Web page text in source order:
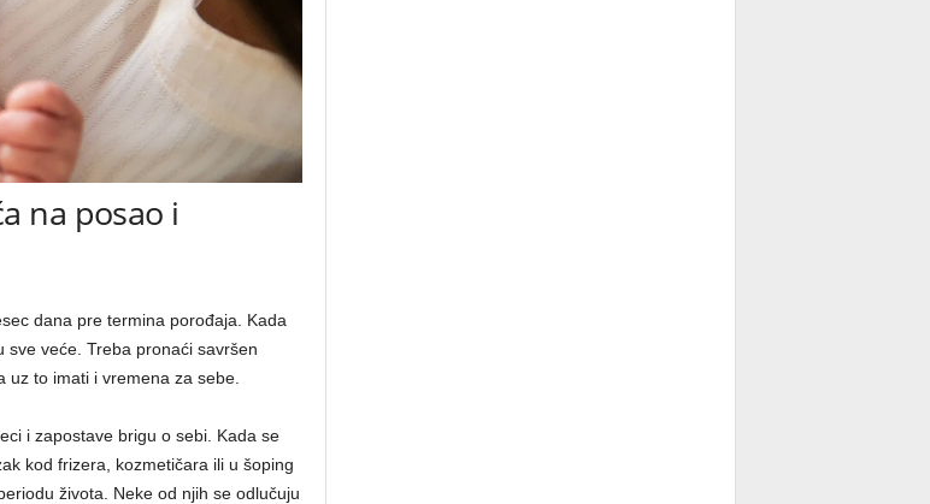
na posao i
dana pre termina porođaja. Kada
veće. Treba pronaći savršen
to imati i vremena za sebe.
i zapostave brigu o sebi. Kada se
kod frizera, kozmetičara ili u šoping
života. Neke od njih se odlučuju